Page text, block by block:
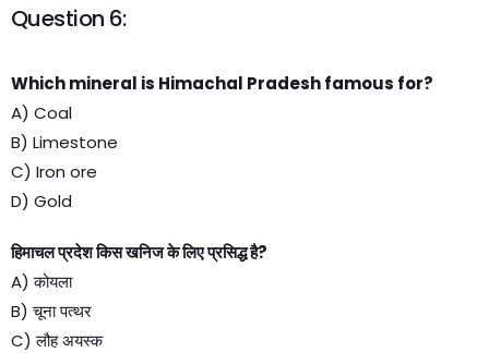
Question 6:
Which mineral is Himachal Pradesh famous for?
A) Coal
B) Limestone
C) Iron ore
D) Gold
हिमाचल प्रदेश किस खनिज के लिए प्रसिद्ध है?
A) कोयला
B) चूना पत्थर
C) लौह अयस्क